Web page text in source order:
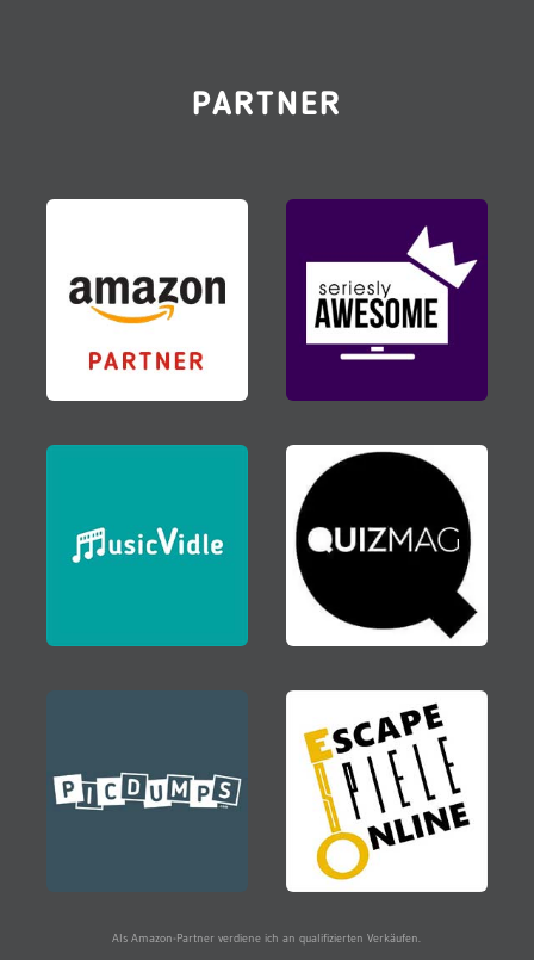
PARTNER
Als Amazon-Partner verdiene ich an qualifizierten Verkäufen.